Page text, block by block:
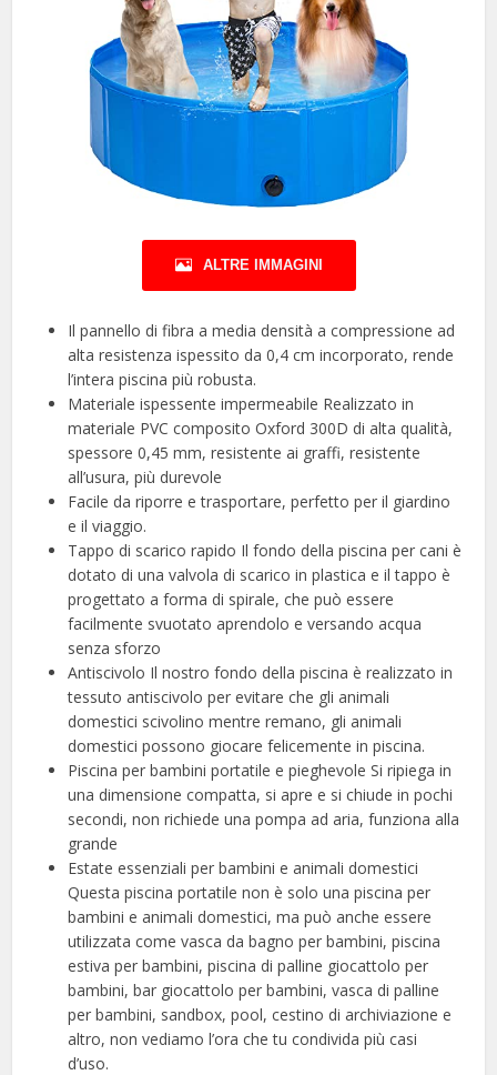
ALTRE IMMAGINI
Il pannello di fibra a media densità a compressione ad
alta resistenza ispessito da 0,4 cm incorporato, rende
l’intera piscina più robusta.
Materiale ispessente impermeabile Realizzato in
materiale PVC composito Oxford 300D di alta qualità,
spessore 0,45 mm, resistente ai graffi, resistente
all’usura, più durevole
Facile da riporre e trasportare, perfetto per il giardino
e il viaggio.
Tappo di scarico rapido Il fondo della piscina per cani è
dotato di una valvola di scarico in plastica e il tappo è
progettato a forma di spirale, che può essere
facilmente svuotato aprendolo e versando acqua
senza sforzo
Antiscivolo Il nostro fondo della piscina è realizzato in
tessuto antiscivolo per evitare che gli animali
domestici scivolino mentre remano, gli animali
domestici possono giocare felicemente in piscina.
Piscina per bambini portatile e pieghevole Si ripiega in
una dimensione compatta, si apre e si chiude in pochi
secondi, non richiede una pompa ad aria, funziona alla
grande
Estate essenziali per bambini e animali domestici
Questa piscina portatile non è solo una piscina per
bambini e animali domestici, ma può anche essere
utilizzata come vasca da bagno per bambini, piscina
estiva per bambini, piscina di palline giocattolo per
bambini, bar giocattolo per bambini, vasca di palline
per bambini, sandbox, pool, cestino di archiviazione e
altro, non vediamo l’ora che tu condivida più casi
d’uso.